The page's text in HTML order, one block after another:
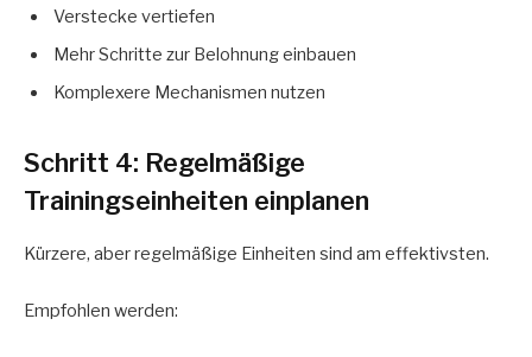
Verstecke vertiefen
Mehr Schritte zur Belohnung einbauen
Komplexere Mechanismen nutzen
Schritt 4: Regelmäßige
Trainingseinheiten einplanen
Kürzere, aber regelmäßige Einheiten sind am effektivsten.
Empfohlen werden: